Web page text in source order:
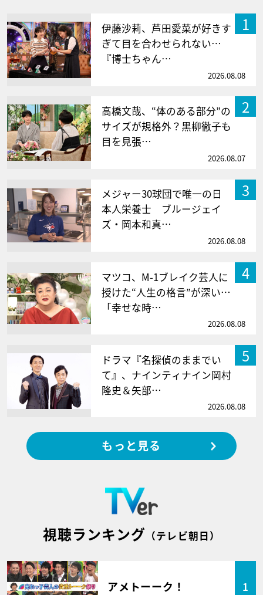
1
伊藤沙莉、芦田愛菜が好きす
ぎて目を合わせられない…
『博士ちゃん…
2026.08.08
2
高橋文哉、“体のある部分”の
サイズが規格外？黒柳徹子も
目を見張…
2026.08.07
3
メジャー30球団で唯一の日
本人栄養士 ブルージェイ
ズ・岡本和真…
2026.08.08
4
マツコ、M-1ブレイク芸人に
授けた“人生の格言”が深い…
「幸せな時…
2026.08.08
5
ドラマ『名探偵のままでい
て』、ナインティナイン岡村
隆史＆矢部…
2026.08.08
もっと見る
視聴ランキング （テレビ朝日）
アメトーーク！ 1